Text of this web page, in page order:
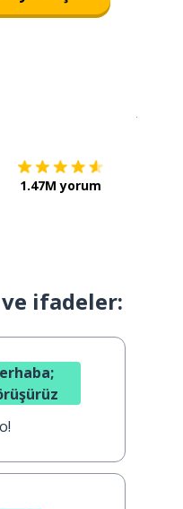
1.47M yorum
ifadeler: